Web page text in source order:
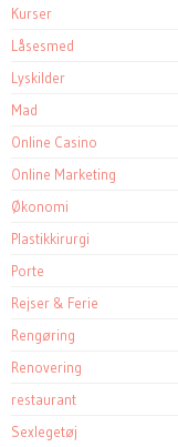
Kurser
Låsesmed
Lyskilder
Mad
Online Casino
Online Marketing
Økonomi
Plastikkirurgi
Porte
Rejser & Ferie
Rengøring
Renovering
restaurant
Sexlegetøj